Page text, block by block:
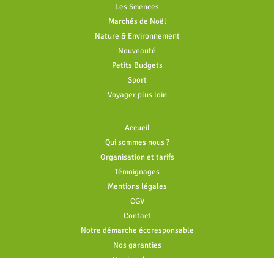
Les Sciences
Marchés de Noël
Nature & Environnement
Nouveauté
Petits Budgets
Sport
Voyager plus loin
Accueil
Qui sommes nous ?
Organisation et tarifs
Témoignages
Mentions légales
CGV
Contact
Notre démarche écoresponsable
Nos garanties